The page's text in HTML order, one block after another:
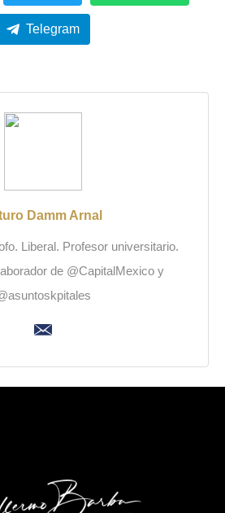
Telegram
Damm Arnal
Liberal. Profesor universitario.
de @CapitalMexico y